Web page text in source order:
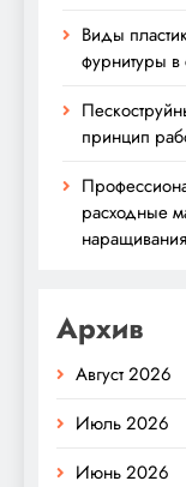
Виды
фурнитуры в
принцип
расходные
Архив
Август 2026
Июль 2026
Июнь 2026